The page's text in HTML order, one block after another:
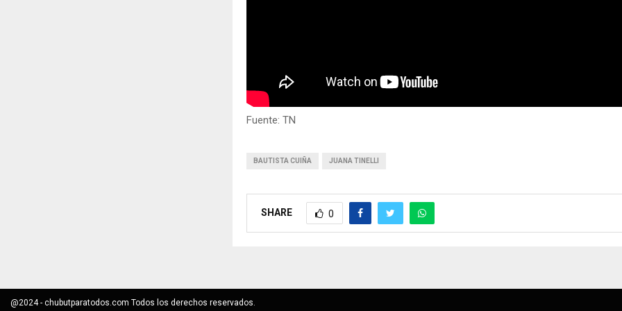
Fuente: TN
BAUTISTA CUIÑA JUANA TINELLI
SHARE 0
@2024 - chubutparatodos.com Todos los derechos reservados.